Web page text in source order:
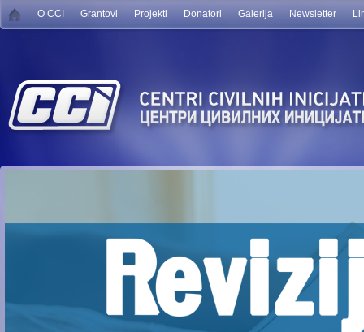
O CCI Grantovi Projekti Donatori Galerija Newsletter